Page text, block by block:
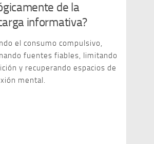
de la
informativa?
el consumo compulsivo,
fuentes fiables, limitando
y recuperando espacios de
mental.